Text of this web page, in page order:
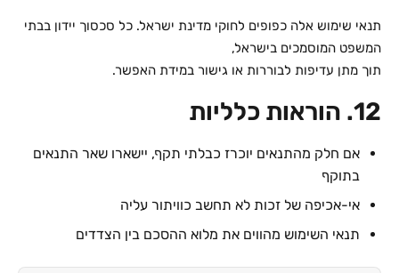
תנאי שימוש אלה כפופים לחוקי מדינת ישראל. כל סכסוך יידון בבתי
המשפט המוסמכים בישראל,
תוך מתן עדיפות לבוררות או גישור במידת האפשר.
12. הוראות כלליות
אם חלק מהתנאים יוכרז כבלתי תקף, יישארו שאר התנאים
בתוקף
אי-אכיפה של זכות לא תחשב כוויתור עליה
תנאי השימוש מהווים את מלוא ההסכם בין הצדדים